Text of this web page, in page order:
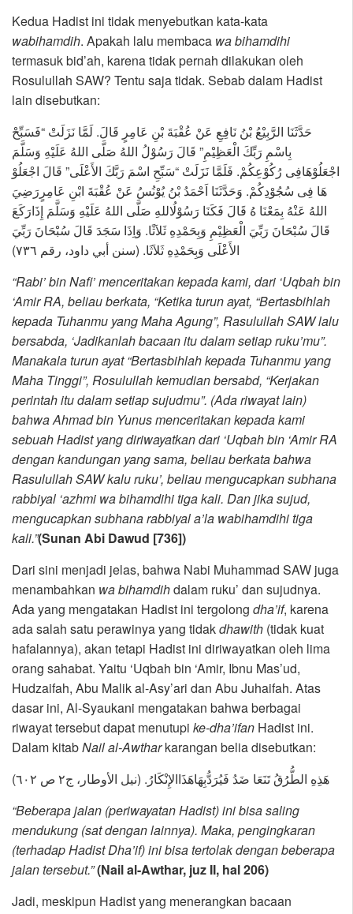
Kedua Hadist ini tidak menyebutkan kata-kata
wabihamdih. Apakah lalu membaca wa bihamdihi
termasuk bid’ah, karena tidak pernah dilakukan oleh
Rosulullah SAW? Tentu saja tidak. Sebab dalam Hadist
lain disebutkan:
حَدَّثَنَا الرَّبِيْعُ بْنُ نَافِعِ عَنْ عُقْبَةَ بْنِ عَامِرٍ قَالَ. لَمَّا نَزَلَتْ “فَسَبِّحْ
بِاسْمِ رَبِّكَ الْعَظِيْمِ” قَالَ رَسُوْلُ اللهُ صَلَّى اللهُ عَلَيْهِ وَسَلَّمَ
اجْعَلُوْهَافِى رُكُوْعِكُمْ. فَلَمَّا نَزَلَتْ “سَبِّحِ اسْمَ رَبَّكَ الأَعْلَى” قَالَ اجْعَلُوْ
هَا فِى سُجُوْدِكُمْ. وَحَدَّثَنَا اَحْمَدُ بْنُ يُوْنُسُ عَنْ عُقْبَةَ ابْنِ عَامِرٍرَضِيَ
اللهُ عَنْهُ بِمَعْنَا هُ قَالَ فَكَنَا رَسُوْلُاللهِ صَلَّى اللهُ عَلَيْهِ وَسَلَّمَ إِذَارَكَعَ
قَالَ سُبْحَانَ رَبِّيَ الْعَظِيْمِ وَبِحَمْدِهِ ثَلاَثًا. وَاِذَا سَجَدَ قَالَ سُبْحَانَ رَبِّيَ
الأَعْلَى وَبِحَمْدِهِ ثَلاَثَا. (سنن أبي داود، رقم ٧٣٦)
“Rabi’ bin Nafi’ menceritakan kepada kami, dari ‘Uqbah bin
‘Amir RA, beliau berkata, “Ketika turun ayat, “Bertasbihlah
kepada Tuhanmu yang Maha Agung”, Rasulullah SAW lalu
bersabda, ‘Jadikanlah bacaan itu dalam setiap ruku’mu”.
Manakala turun ayat “Bertasbihlah kepada Tuhanmu yang
Maha Tinggi”, Rosulullah kemudian bersabd, “Kerjakan
perintah itu dalam setiap sujudmu”. (Ada riwayat lain)
bahwa Ahmad bin Yunus menceritakan kepada kami
sebuah Hadist yang diriwayatkan dari ‘Uqbah bin ‘Amir RA
dengan kandungan yang sama, beliau berkata bahwa
Rasulullah SAW kalu ruku’, beliau mengucapkan subhana
rabbiyal ‘azhmi wa bihamdihi tiga kali. Dan jika sujud,
mengucapkan subhana rabbiyal a’la wabihamdihi tiga
kali.”(Sunan Abi Dawud [736])
Dari sini menjadi jelas, bahwa Nabi Muhammad SAW juga
menambahkan wa bihamdihdalam ruku’ dan sujudnya.
Ada yang mengatakan Hadist ini tergolong dha’if, karena
ada salah satu perawinya yang tidakdhawith (tidak kuat
hafalannya), akan tetapi Hadist ini diriwayatkan oleh lima
orang sahabat. Yaitu ‘Uqbah bin ‘Amir, Ibnu Mas’ud,
Hudzaifah, Abu Malik al-Asy’ari dan Abu Juhaifah. Atas
dasar ini, Al-Syaukani mengatakan bahwa berbagai
riwayat tersebut dapat menutupi ke-dha’ifan Hadist ini.
Dalam kitabNail al-Awtharkarangan belia disebutkan:
هَذِهِ الطُّرُقُ تَنَعَا ضَدُ فَيُرَدُّبِهَاهَذَاالإِنْكَارُ. (نيل الأوطار، ج٢ ص ٦٠٢)
“Beberapa jalan (periwayatan Hadist) ini bisa saling
mendukung (sat dengan lainnya). Maka, pengingkaran
(terhadap Hadist Dha’if) ini bisa tertolak dengan beberapa
jalan tersebut.”(Nail al-Awthar, juz II, hal 206)
Jadi, meskipun Hadist yang menerangkan bacaan